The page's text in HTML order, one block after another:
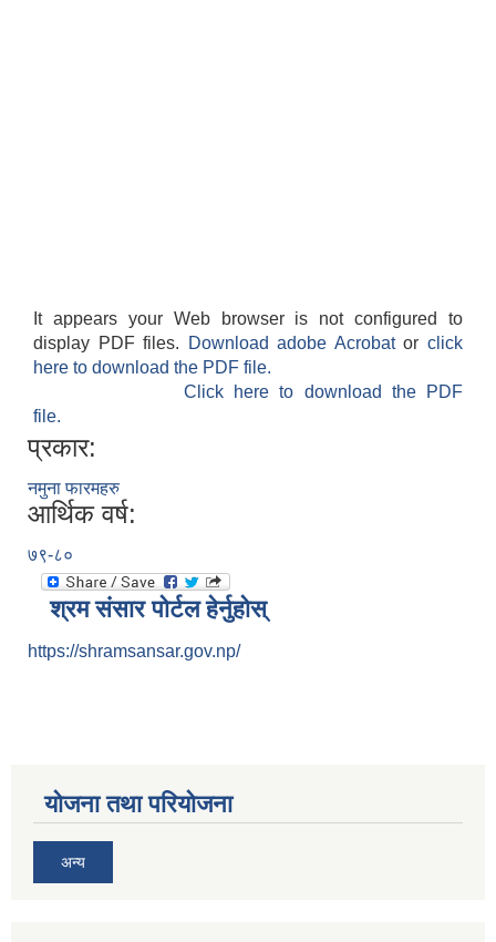
It appears your Web browser is not configured to
display PDF files.
Download adobe Acrobatorclick
here to download the PDF file.
Click here to download the PDF
file.
प्रकार:
नमुना फारमहरु
आर्थिक वर्ष:
७९-८०
श्रम संसार पोर्टल हेर्नुहोस्
https://shramsansar.gov.np/
योजना तथा परियोजना
अन्य